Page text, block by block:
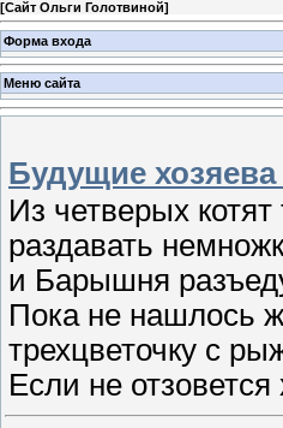
[Сайт Ольги Голотвиной]
Форма входа
Меню сайта
Будущие хозяева
Из четверых
раздавать
и Барышня
Пока не нашлось
трехцветочку с
Если не